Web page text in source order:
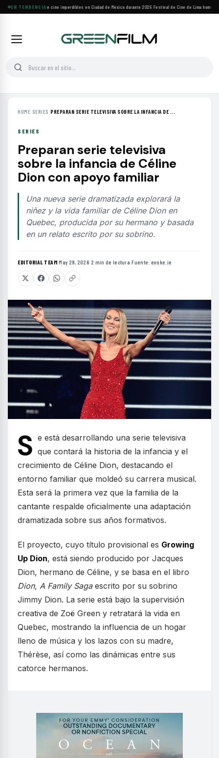
EN TENDENCIA
Cuatro festivales de cine imperdibles en Ciudad de México durante 2026·Festival de Cine de Lima
HOME› SERIES ›PREPARAN SERIE TELEVISIVA SOBRE LA INFANCIA DE ...
SERIES
Preparan serie televisiva
sobre la infancia de Céline
Dion con apoyo familiar
Una nueva serie dramatizada explorará la
niñez y la vida familiar de Céline Dion en
Quebec, producida por su hermano y basada
en un relato escrito por su sobrino.
EDITORIAL TEAM·May 29, 2026·2 min de lectura·Fuente: evoke.ie
S e está desarrollando una serie televisiva
que contará la historia de la infancia y el
crecimiento de Céline Dion, destacando el
entorno familiar que moldeó su carrera musical.
Esta será la primera vez que la familia de la
cantante respalde oficialmente una adaptación
dramatizada sobre sus años formativos.
El proyecto, cuyo título provisional es Growing
Up Dion, está siendo producido por Jacques
Dion, hermano de Céline, y se basa en el libro
Dion, A Family Sagaescrito por su sobrino
Jimmy Dion. La serie está bajo la supervisión
creativa de Zoë Green y retratará la vida en
Quebec, mostrando la influencia de un hogar
lleno de música y los lazos con su madre,
Thérèse, así como las dinámicas entre sus
catorce hermanos.